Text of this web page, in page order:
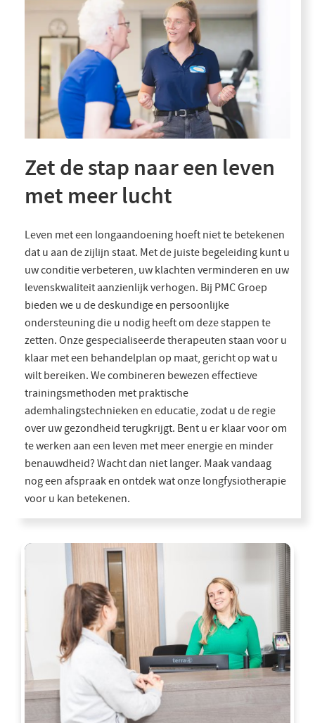
Zet de stap naar een leven
met meer lucht
Leven met een longaandoening hoeft niet te betekenen
dat u aan de zijlijn staat. Met de juiste begeleiding kunt u
uw conditie verbeteren, uw klachten verminderen en uw
levenskwaliteit aanzienlijk verhogen. Bij PMC Groep
bieden we u de deskundige en persoonlijke
ondersteuning die u nodig heeft om deze stappen te
zetten. Onze gespecialiseerde therapeuten staan voor u
klaar met een behandelplan op maat, gericht op wat u
wilt bereiken. We combineren bewezen effectieve
trainingsmethoden met praktische
ademhalingstechnieken en educatie, zodat u de regie
over uw gezondheid terugkrijgt. Bent u er klaar voor om
te werken aan een leven met meer energie en minder
benauwdheid? Wacht dan niet langer. Maak vandaag
nog een afspraak en ontdek wat onze longfysiotherapie
voor u kan betekenen.